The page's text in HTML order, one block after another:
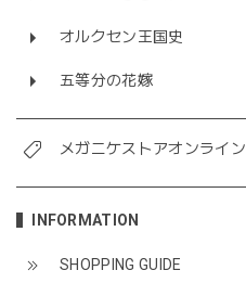
オルクセン王国史
五等分の花嫁
メガニケストアオンライン
INFORMATION
SHOPPING GUIDE